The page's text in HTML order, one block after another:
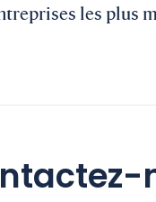
les plus